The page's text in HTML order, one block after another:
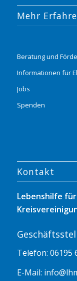
Mehr
Beratung und
Informationen für
Jobs
Spenden
Kontakt
Lebenshilfe
Telefon: 06195
E-Mail: